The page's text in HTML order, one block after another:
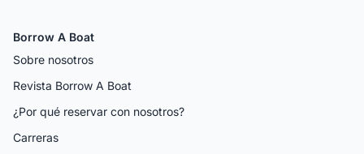
Borrow A Boat
Sobre nosotros
Revista Borrow A Boat
¿Por qué reservar con nosotros?
Carreras